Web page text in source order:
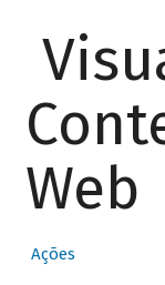
Web
Ações